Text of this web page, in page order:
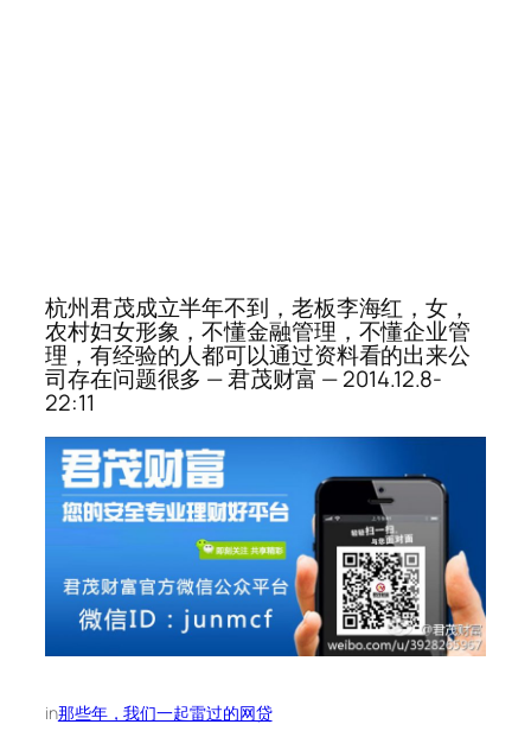
杭州君茂成立半年不到，老板李海红，女，
农村妇女形象，不懂金融管理，不懂企业管
理，有经验的人都可以通过资料看的出来公
司存在问题很多 — 君茂财富 — 2014.12.8-
22:11
in那些年，我们一起雷过的网贷